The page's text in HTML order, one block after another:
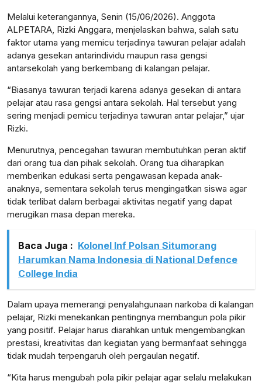
postsumatera.id
lensabidik.com
Melalui keterangannya, Senin (15/06/2026). Anggota
ALPETARA, Rizki Anggara, menjelaskan bahwa, salah satu
faktor utama yang memicu terjadinya tawuran pelajar adalah
adanya gesekan antarindividu maupun rasa gengsi
antarsekolah yang berkembang di kalangan pelajar.
“Biasanya tawuran terjadi karena adanya gesekan di antara
pelajar atau rasa gengsi antara sekolah. Hal tersebut yang
sering menjadi pemicu terjadinya tawuran antar pelajar,” ujar
Rizki.
Menurutnya, pencegahan tawuran membutuhkan peran aktif
dari orang tua dan pihak sekolah. Orang tua diharapkan
memberikan edukasi serta pengawasan kepada anak-
anaknya, sementara sekolah terus mengingatkan siswa agar
tidak terlibat dalam berbagai aktivitas negatif yang dapat
merugikan masa depan mereka.
Baca Juga : Kolonel Inf Polsan Situmorang
Harumkan Nama Indonesia di National Defence
College India
Dalam upaya memerangi penyalahgunaan narkoba di kalangan
pelajar, Rizki menekankan pentingnya membangun pola pikir
yang positif. Pelajar harus diarahkan untuk mengembangkan
prestasi, kreativitas dan kegiatan yang bermanfaat sehingga
tidak mudah terpengaruh oleh pergaulan negatif.
“Kita harus mengubah pola pikir pelajar agar selalu melakukan